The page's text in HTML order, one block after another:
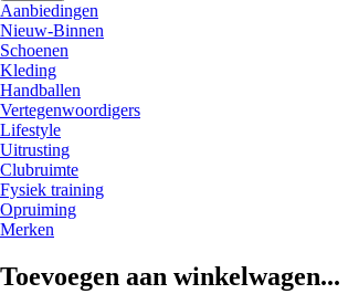
Aanbiedingen
Nieuw-Binnen
Schoenen
Kleding
Handballen
Vertegenwoordigers
Lifestyle
Uitrusting
Clubruimte
Fysiek training
Opruiming
Merken
Toevoegen aan winkelwagen...